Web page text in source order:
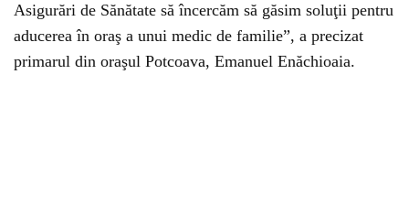
Asigurări de Sănătate să încercăm să găsim soluţii pentru
aducerea în oraş a unui medic de familie”, a precizat
primarul din oraşul Potcoava, Emanuel Enăchioaia.